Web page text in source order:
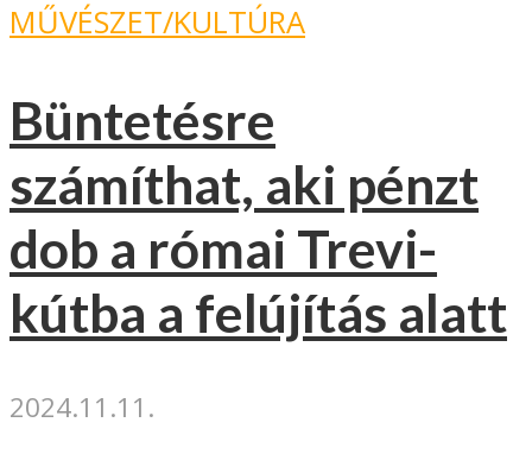
MŰVÉSZET/KULTÚRA
Büntetésre
számíthat, aki pénzt
dob a római Trevi-
kútba a felújítás alatt
2024.11.11.